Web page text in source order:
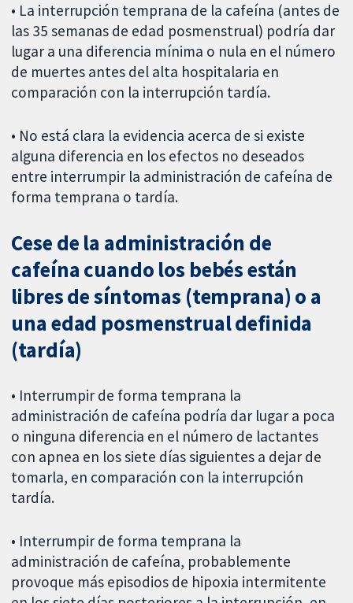
• La interrupción temprana de la cafeína (antes de
las 35 semanas de edad posmenstrual) podría dar
lugar a una diferencia mínima o nula en el número
de muertes antes del alta hospitalaria en
comparación con la interrupción tardía.
• No está clara la evidencia acerca de si existe
alguna diferencia en los efectos no deseados
entre interrumpir la administración de cafeína de
forma temprana o tardía.
Cese de la administración de
cafeína cuando los bebés están
libres de síntomas (temprana) o a
una edad posmenstrual definida
(tardía)
• Interrumpir de forma temprana la
administración de cafeína podría dar lugar a poca
o ninguna diferencia en el número de lactantes
con apnea en los siete días siguientes a dejar de
tomarla, en comparación con la interrupción
tardía.
• Interrumpir de forma temprana la
administración de cafeína, probablemente
provoque más episodios de hipoxia intermitente